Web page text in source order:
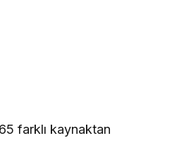
farklı kaynaktan